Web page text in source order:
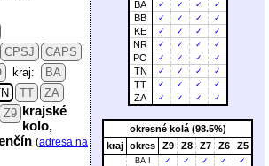
BA
✓ ✓ ✓ ✓
BB ✓ ✓ ✓ ✓
KE ✓ ✓ ✓ ✓
NR ✓ ✓ ✓ ✓
PO ✓ ✓ ✓ ✓
TN ✓ ✓ ✓ ✓
TT ✓ ✓ ✓ ✓
ZA ✓ ✓ ✓ ✓
okresné kolá (98.5%)
kraj okres Z9 Z8 Z7 Z6 Z5
BA I ✓ ✓ ✓ ✓
✓
CPSJ
CAPS
kraj:
BA
TT
ZA
Z9 krajské
kolo,
(adresa na